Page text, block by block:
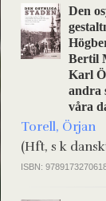
Den
Bertil
Karl
andra
våra
Torell, Örjan
(Hft, s k
ISBN: